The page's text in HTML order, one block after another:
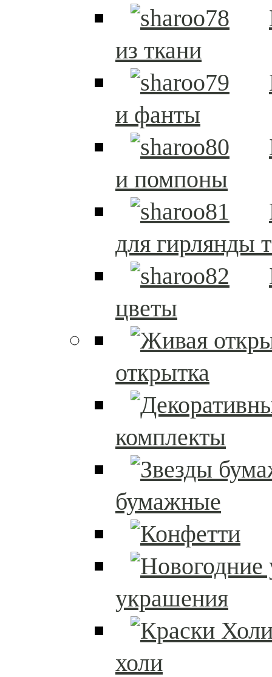
из ткани
и фанты
и помпоны
для гирлянды
цветы
открытка
комплекты
бумажные
украшения
холи